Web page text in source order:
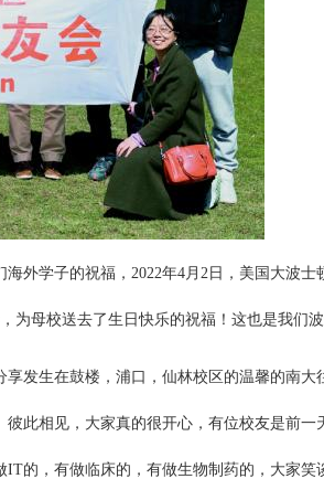
外学子的祝福，2022年4月2日，美国大波
为母校送去了生日快乐的祝福！这也是我们
发生在鼓楼，浦口，仙林校区的温馨的南
此相见，大家真的很开心，有位校友是前
的，有做临床的，有做生物制药的，大家